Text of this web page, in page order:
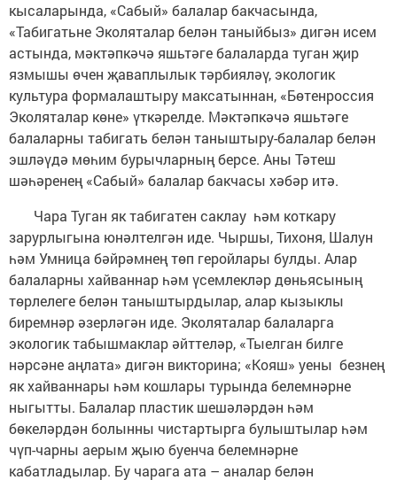
кысаларында, «Сабый» балалар бакчасында,
«Табигатьне Эколяталар белән таныйбыз» дигән исем
астында, мәктәпкәчә яшьтәге балаларда туган җир
язмышы өчен җаваплылык тәрбияләү, экологик
культура формалаштыру максатыннан, «Бөтенроссия
Эколяталар көне» үткәрелде. Мәктәпкәчә яшьтәге
балаларны табигать белән таныштыру-балалар белән
эшләүдә мөһим бурычларның берсе. Аны Тәтеш
шәһәренең «Сабый» балалар бакчасы хәбәр итә.
Чара Туган як табигатен саклау һәм коткару
зарурлыгына юнәлтелгән иде. Чыршы, Тихоня, Шалун
һәм Умница бәйрәмнең төп геройлары булды. Алар
балаларны хайваннар һәм үсемлекләр дөньясының
төрлелеге белән таныштырдылар, алар кызыклы
биремнәр әзерләгән иде. Эколяталар балаларга
экологик табышмаклар әйттеләр, «Тыелган билге
нәрсәне аңлата» дигән викторина; «Кояш» уены безнең
як хайваннары һәм кошлары турында белемнәрне
ныгытты. Балалар пластик шешәләрдән һәм
бөкеләрдән болынны чистартырга булыштылар һәм
чүп-чарны аерым җыю буенча белемнәрне
кабатладылар. Бу чарага ата – аналар белән